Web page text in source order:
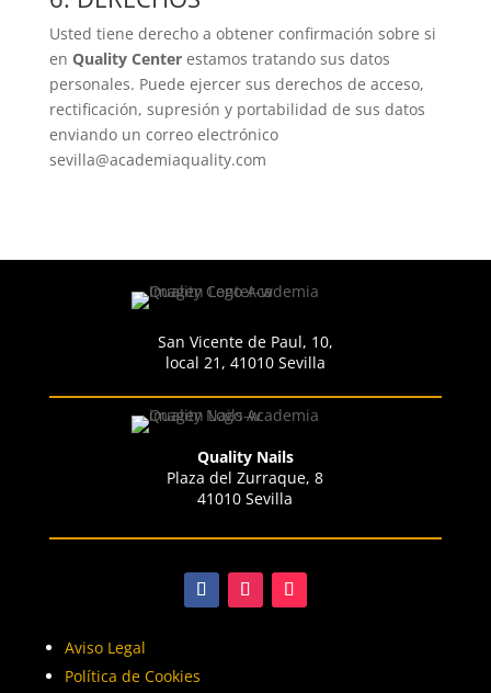
Usted tiene derecho a obtener confirmación sobre si
en Quality Centerestamos tratando sus datos
personales. Puede ejercer sus derechos de acceso,
rectificación, supresión y portabilidad de sus datos
enviando un correo electrónico
sevilla@academiaquality.com
San Vicente de Paul, 10,
local 21, 41010 Sevilla
Quality Nails
Plaza del Zurraque, 8
41010 Sevilla
Aviso Legal
Política de Cookies